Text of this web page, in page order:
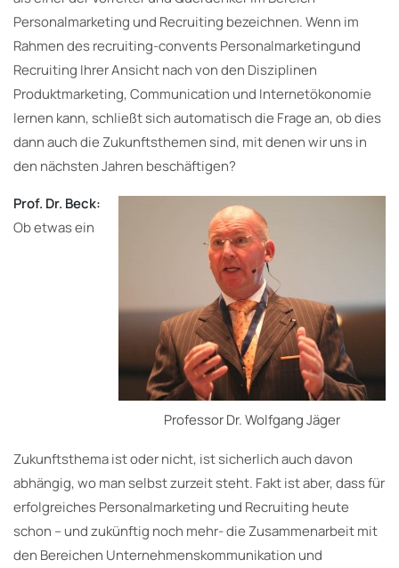
Personalmarketing und Recruiting bezeichnen. Wenn im
Rahmen des recruiting-convents Personalmarketingund
Recruiting Ihrer Ansicht nach von den Disziplinen
Produktmarketing, Communication und Internetökonomie
lernen kann, schließt sich automatisch die Frage an, ob dies
dann auch die Zukunftsthemen sind, mit denen wir uns in
den nächsten Jahren beschäftigen?
Professor Dr. Wolfgang Jäger
Prof. Dr. Beck:
Ob etwas ein
Zukunftsthema ist oder nicht, ist sicherlich auch davon
abhängig, wo man selbst zurzeit steht. Fakt ist aber, dass für
erfolgreiches Personalmarketing und Recruiting heute
schon – und zukünftig noch mehr- die Zusammenarbeit mit
den Bereichen Unternehmenskommunikation und